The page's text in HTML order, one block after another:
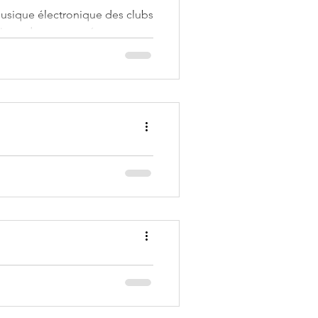
électronique des clubs
de cette année,
fois une soirée avec des DJ
Ela and Ju proposer
.